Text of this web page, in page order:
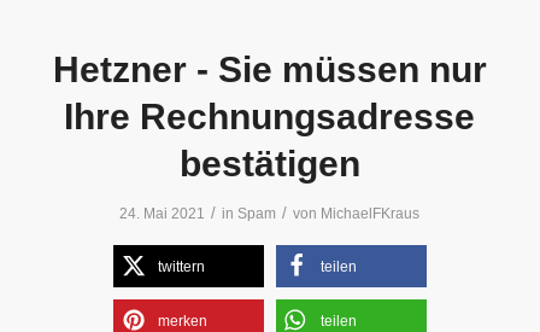
Hetzner ­­- Sie müssen nur
Ihre Rechnungsadresse
bestätigen
24. Mai 2021 / in Spam / von MichaelFKraus
twittern teilen
merken teilen